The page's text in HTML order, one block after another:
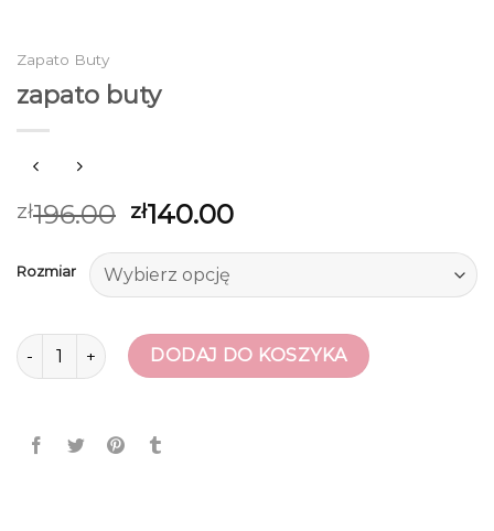
Zapato Buty
zapato buty
zł196.00 zł140.00
Rozmiar
ilość zapato buty DODAJ DO KOSZYKA